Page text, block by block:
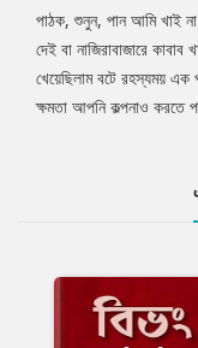
Tab
Article
পাঠক, শুনুন, পান আমি খাই
দেই বা নাজিরাবাজারে
খেয়েছিলাম বটে রহস্যময় এক
ক্ষমতা আপনি কল্পনাও করতে